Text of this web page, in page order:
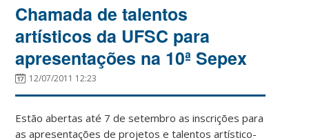
Chamada de talentos
artísticos da UFSC para
apresentações na 10ª Sepex
12/07/2011 12:23
Estão abertas até 7 de setembro as inscrições para
as apresentações de projetos e talentos artístico-